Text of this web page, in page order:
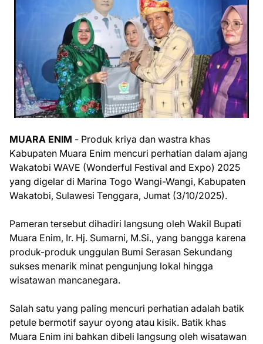
MUARA ENIM - Produk kriya dan wastra khas
Kabupaten Muara Enim mencuri perhatian dalam ajang
Wakatobi WAVE (Wonderful Festival and Expo) 2025
yang digelar di Marina Togo Wangi-Wangi, Kabupaten
Wakatobi, Sulawesi Tenggara, Jumat (3/10/2025).
Pameran tersebut dihadiri langsung oleh Wakil Bupati
Muara Enim, Ir. Hj. Sumarni, M.Si., yang bangga karena
produk-produk unggulan Bumi Serasan Sekundang
sukses menarik minat pengunjung lokal hingga
wisatawan mancanegara.
Salah satu yang paling mencuri perhatian adalah batik
petule bermotif sayur oyong atau kisik. Batik khas
Muara Enim ini bahkan dibeli langsung oleh wisatawan